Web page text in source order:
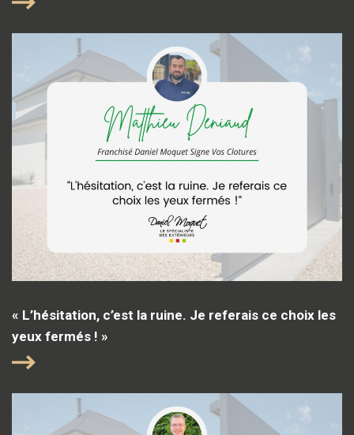
« L’hésitation, c’est la ruine. Je referais ce choix les
yeux fermés ! »